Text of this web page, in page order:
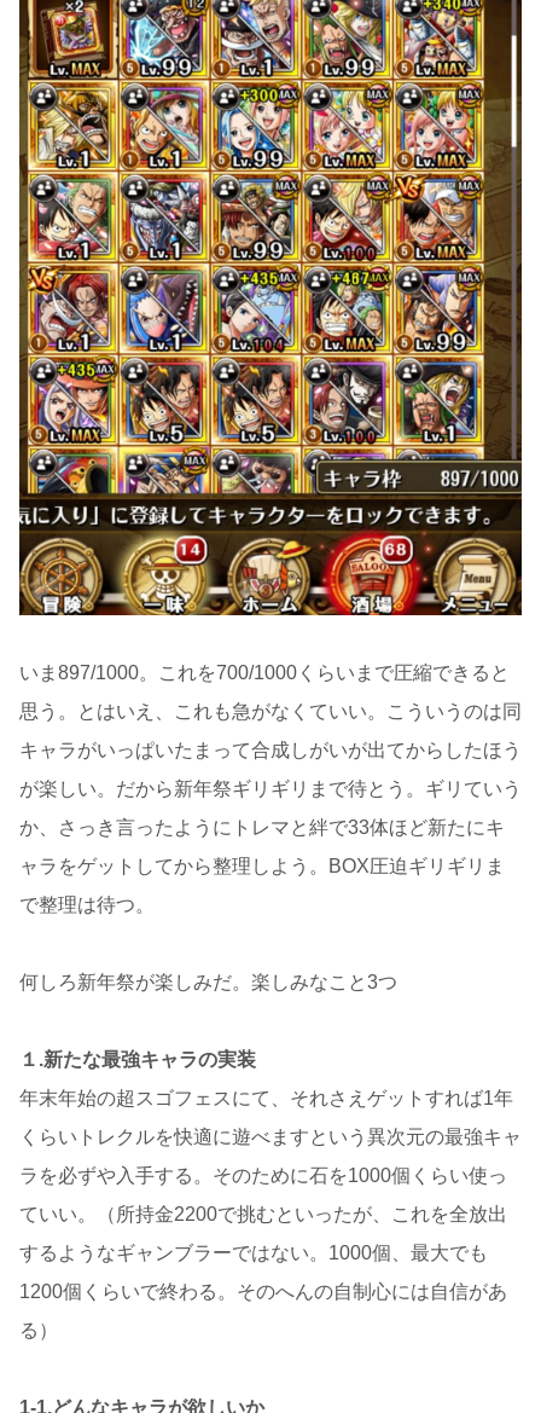
いま897/1000。これを700/1000くらいまで圧縮できると
思う。とはいえ、これも急がなくていい。こういうのは同
キャラがいっぱいたまって合成しがいが出てからしたほう
が楽しい。だから新年祭ギリギリまで待とう。ギリていう
か、さっき言ったようにトレマと絆で33体ほど新たにキ
ャラをゲットしてから整理しよう。BOX圧迫ギリギリま
で整理は待つ。
何しろ新年祭が楽しみだ。楽しみなこと3つ
１.新たな最強キャラの実装
年末年始の超スゴフェスにて、それさえゲットすれば1年
くらいトレクルを快適に遊べますという異次元の最強キャ
ラを必ずや入手する。そのために石を1000個くらい使っ
ていい。（所持金2200で挑むといったが、これを全放出
するようなギャンブラーではない。1000個、最大でも
1200個くらいで終わる。そのへんの自制心には自信があ
る）
1-1.どんなキャラが欲しいか